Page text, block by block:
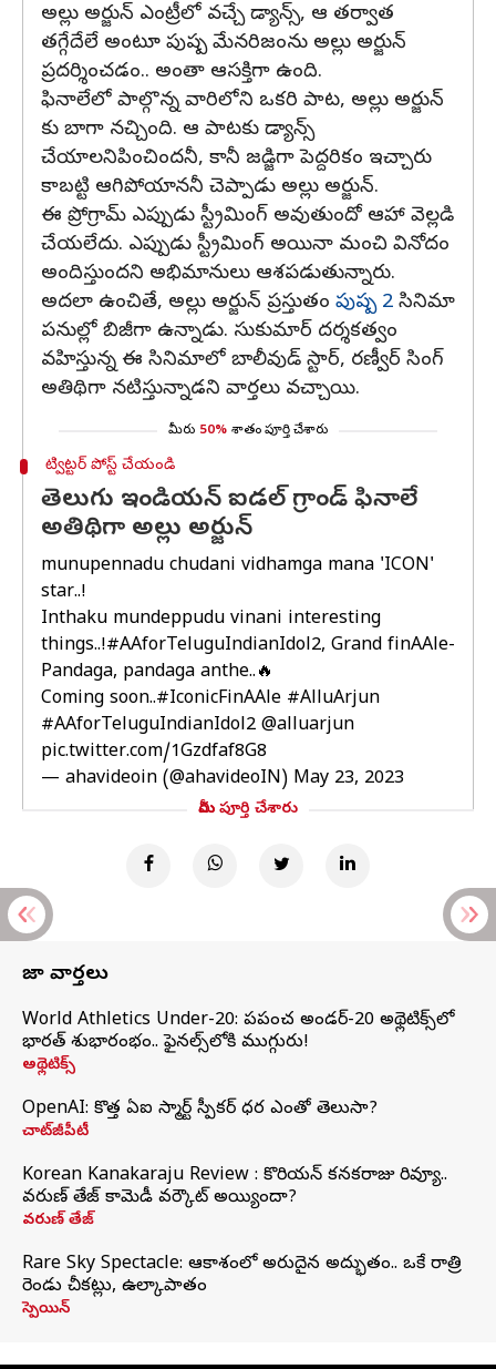
అల్లు అర్జున్ ఎంట్రీలో వచ్చే డ్యాన్స్, ఆ తర్వాత
తగ్గేదేలే అంటూ పుష్ప మేనరిజంను అల్లు అర్జున్
ప్రదర్శించడం.. అంతా ఆసక్తిగా ఉంది.
ఫినాలేలో పాల్గొన్న వారిలోని ఒకరి పాట, అల్లు అర్జున్
కు బాగా నచ్చింది. ఆ పాటకు డ్యాన్స్
చేయాలనిపించిందనీ, కానీ జడ్జిగా పెద్దరికం ఇచ్చారు
కాబట్టి ఆగిపోయాననీ చెప్పాడు అల్లు అర్జున్.
ఈ ప్రోగ్రామ్ ఎప్పుడు స్ట్రీమింగ్ అవుతుందో ఆహా వెల్లడి
చేయలేదు. ఎప్పుడు స్ట్రీమింగ్ అయినా మంచి వినోదం
అందిస్తుందని అభిమానులు ఆశపడుతున్నారు.
అదలా ఉంచితే, అల్లు అర్జున్ ప్రస్తుతం పుష్ప 2 సినిమా
పనుల్లో బిజీగా ఉన్నాడు. సుకుమార్ దర్శకత్వం
వహిస్తున్న ఈ సినిమాలో బాలీవుడ్ స్టార్, రణ్వీర్ సింగ్
అతిథిగా నటిస్తున్నాడని వార్తలు వచ్చాయి.
మీరు 50% శాతం పూర్తి చేశారు
ట్విట్టర్ పోస్ట్ చేయండి
తెలుగు ఇండియన్ ఐడల్ గ్రాండ్ ఫినాలే
అతిథిగా అల్లు అర్జున్
munupennadu chudani vidhamga mana 'ICON'
star..!
Inthaku mundeppudu vinani interesting
things..!#AAforTeluguIndianIdol2, Grand finAAle-
Pandaga, pandaga anthe..🔥
Coming soon..#IconicFinAAle #AlluArjun
#AAforTeluguIndianIdol2 @alluarjun
pic.twitter.com/1Gzdfaf8G8
— ahavideoin (@ahavideoIN) May 23, 2023
మీరు పూర్తి చేశారు
తాజా వార్తలు
World Athletics Under-20: ప్రపంచ అండర్-20 అథ్లెటిక్స్‌లో
భారత్‌ శుభారంభం.. ఫైనల్స్‌లోకి ముగ్గురు!
అథ్లెటిక్స్
OpenAI: కొత్త ఏఐ స్మార్ట్ స్పీకర్ ధర ఎంతో తెలుసా?
చాట్‌జీపీటీ
Korean Kanakaraju Review : కొరియన్ కనకరాజు రివ్యూ..
వరుణ్ తేజ్ కామెడీ వర్కౌట్ అయ్యిందా?
వరుణ్ తేజ్
Rare Sky Spectacle: ఆకాశంలో అరుదైన అద్భుతం.. ఒకే రాత్రి
రెండు చీకట్లు, ఉల్కాపాతం
స్పెయిన్